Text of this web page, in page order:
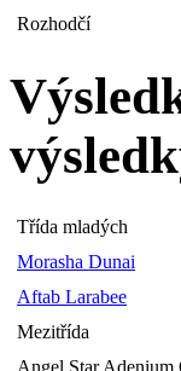
Rozhodčí
Třída mladých
Morasha Dunai
Aftab Larabee
Mezitřída
Angel Star Adenium